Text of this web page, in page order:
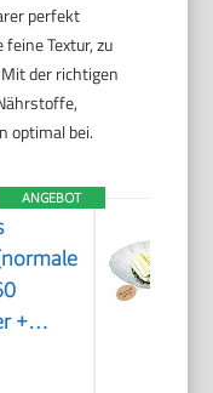
perfekt
Textur, zu
der richtigen
optimal bei.
ANGEBOT
+